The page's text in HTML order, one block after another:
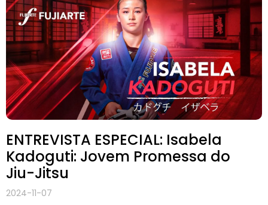
ENTREVISTA ESPECIAL: Isabela
Kadoguti: Jovem Promessa do
Jiu-Jitsu
2024-11-07